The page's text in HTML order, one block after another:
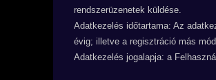
rendszerüzenetek küldése.
Adatkezelés időtartama: Az
évig; illetve a regisztráció más
Adatkezelés jogalapja: a